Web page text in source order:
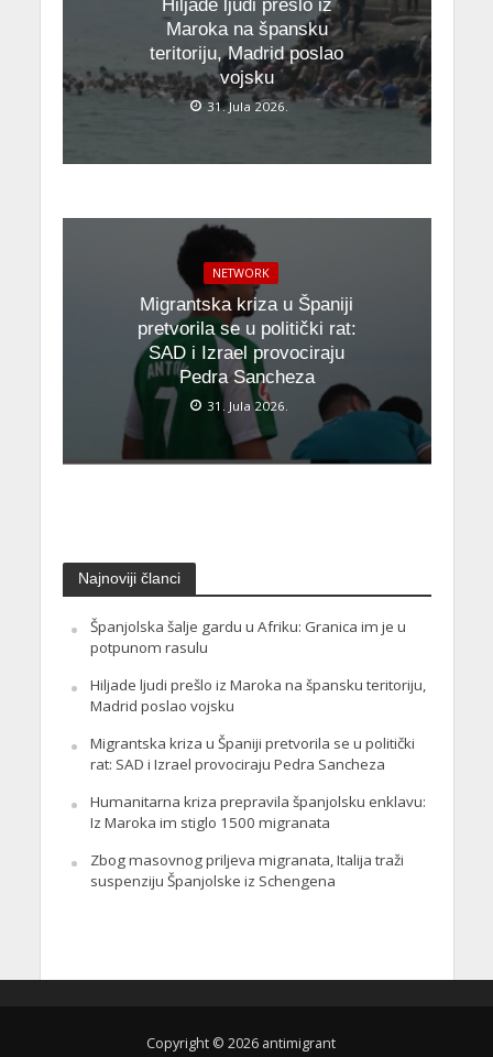
Hiljade ljudi prešlo iz
Maroka na špansku
teritoriju, Madrid poslao
vojsku
31. Jula 2026.
NETWORK
Migrantska kriza u Španiji
pretvorila se u politički rat:
SAD i Izrael provociraju
Pedra Sancheza
31. Jula 2026.
Najnoviji članci
Španjolska šalje gardu u Afriku: Granica im je u
potpunom rasulu
Hiljade ljudi prešlo iz Maroka na špansku teritoriju,
Madrid poslao vojsku
Migrantska kriza u Španiji pretvorila se u politički
rat: SAD i Izrael provociraju Pedra Sancheza
Humanitarna kriza prepravila španjolsku enklavu:
Iz Maroka im stiglo 1500 migranata
Zbog masovnog priljeva migranata, Italija traži
suspenziju Španjolske iz Schengena
Copyright © 2026 antimigrant